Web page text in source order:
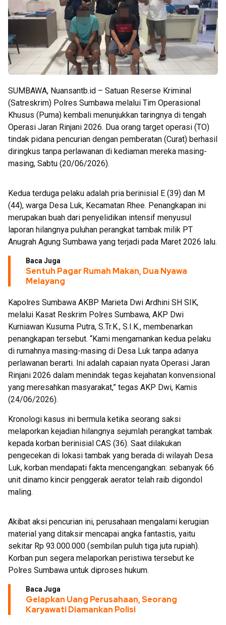
SUMBAWA, Nuansantb.id – Satuan Reserse Kriminal
(Satreskrim) Polres Sumbawa melalui Tim Operasional
Khusus (Puma) kembali menunjukkan taringnya di tengah
Operasi Jaran Rinjani 2026. Dua orang target operasi (TO)
tindak pidana pencurian dengan pemberatan (Curat) berhasil
diringkus tanpa perlawanan di kediaman mereka masing-
masing, Sabtu (20/06/2026).
Kedua terduga pelaku adalah pria berinisial E (39) dan M
(44), warga Desa Luk, Kecamatan Rhee. Penangkapan ini
merupakan buah dari penyelidikan intensif menyusul
laporan hilangnya puluhan perangkat tambak milik PT
Anugrah Agung Sumbawa yang terjadi pada Maret 2026 lalu.
Baca Juga
Sentuh Pagar Rumah Makan, Dua Nyawa
Melayang
Kapolres Sumbawa AKBP Marieta Dwi Ardhini SH SIK,
melalui Kasat Reskrim Polres Sumbawa, AKP Dwi
Kurniawan Kusuma Putra, S.Tr.K., S.I.K., membenarkan
penangkapan tersebut. “Kami mengamankan kedua pelaku
di rumahnya masing-masing di Desa Luk tanpa adanya
perlawanan berarti. Ini adalah capaian nyata Operasi Jaran
Rinjani 2026 dalam menindak tegas kejahatan konvensional
yang meresahkan masyarakat,” tegas AKP Dwi, Kamis
(24/06/2026).
Kronologi kasus ini bermula ketika seorang saksi
melaporkan kejadian hilangnya sejumlah perangkat tambak
kepada korban berinisial CAS (36). Saat dilakukan
pengecekan di lokasi tambak yang berada di wilayah Desa
Luk, korban mendapati fakta mencengangkan: sebanyak 66
unit dinamo kincir penggerak aerator telah raib digondol
maling.
Akibat aksi pencurian ini, perusahaan mengalami kerugian
material yang ditaksir mencapai angka fantastis, yaitu
sekitar Rp 93.000.000 (sembilan puluh tiga juta rupiah).
Korban pun segera melaporkan peristiwa tersebut ke
Polres Sumbawa untuk diproses hukum.
Baca Juga
Gelapkan Uang Perusahaan, Seorang
Karyawati Diamankan Polisi